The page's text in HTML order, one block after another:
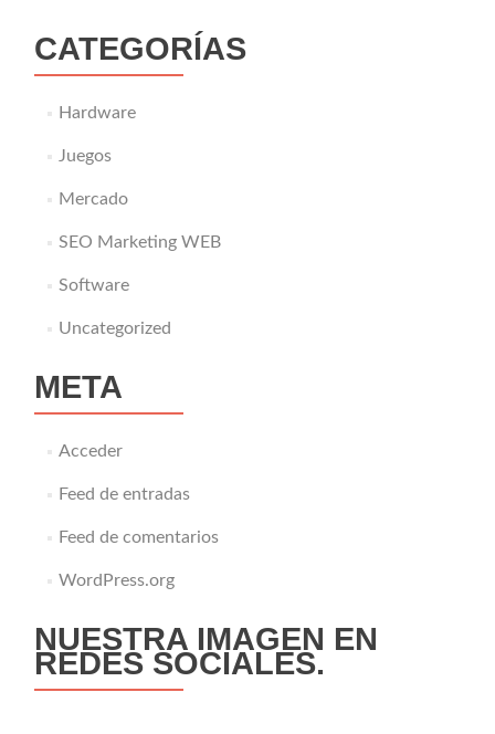
CATEGORÍAS
Hardware
Juegos
Mercado
SEO Marketing WEB
Software
Uncategorized
META
Acceder
Feed de entradas
Feed de comentarios
WordPress.org
NUESTRA IMAGEN EN
REDES SOCIALES.